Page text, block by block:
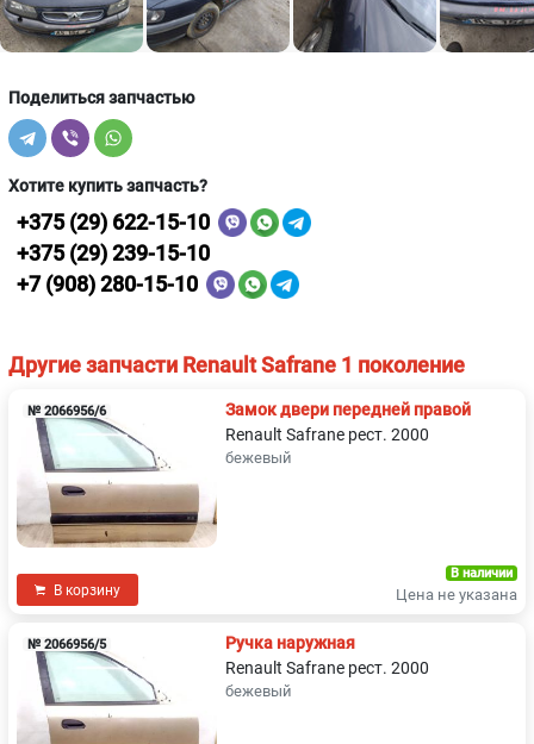
Поделиться запчастью
Хотите купить запчасть?
+375 (29) 622-15-10
+375 (29) 239-15-10
+7 (908) 280-15-10
Другие запчасти Renault Safrane 1 поколение
№ 2066956/6
Замок двери передней правой
Renault Safrane рест. 2000
бежевый
В корзину
В наличии
Цена не указана
№ 2066956/5
Ручка наружная
Renault Safrane рест. 2000
бежевый